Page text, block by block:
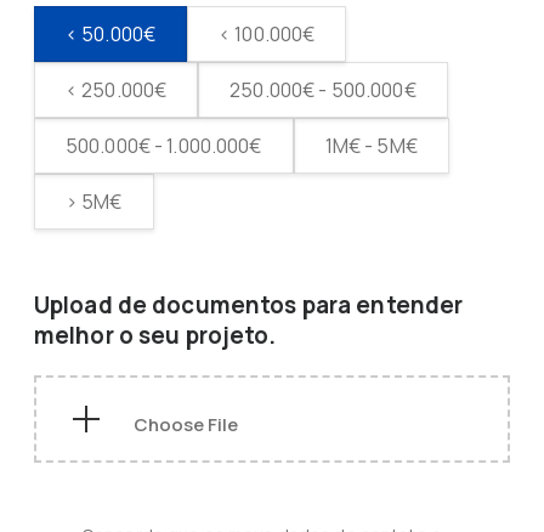
< 50.000€ < 100.000€
< 250.000€ 250.000€ - 500.000€
500.000€ - 1.000.000€ 1M€ - 5M€
> 5M€
Upload de documentos para entender
melhor o seu projeto.